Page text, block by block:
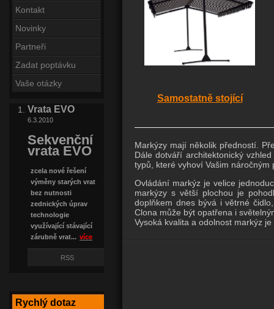
Kontakt
Novinky
Partneři
Zadat poptávku
Vaše otázky
Vrata EVO
6.3.2010
Sekvenční
vrata EVO
zcela nové řešení
výměny starých vrat
bez nutnosti
zednických úprav
technologie
využívající stávající
zárubně vrat... více
RSS
Rychlý dotaz
Samostatně stojící
Markýzy mají několik předností.
Dále dotváří architektonický
typů, které vyhoví Vašim náročným
Ovládání markýz je velice
markýzy s větší plochou je
doplňkem dnes bývá i větrné
Clona může být opatřena i
Vysoká kvalita a odolnost markýz